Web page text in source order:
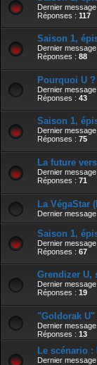
Dernier
Réponses : 117
Saison 1,
Dernier
Réponses : 88
Pourquoi U ?
Dernier
Réponses : 43
Saison 1,
Dernier
Réponses : 75
La future
Dernier
Réponses : 71
La VégaStar
Dernier
Saison 1,
Dernier
Réponses : 67
Grendizer U,
Dernier
Réponses : 19
"Goldorak U"
Dernier
Réponses : 13
Le scénario
Dernier